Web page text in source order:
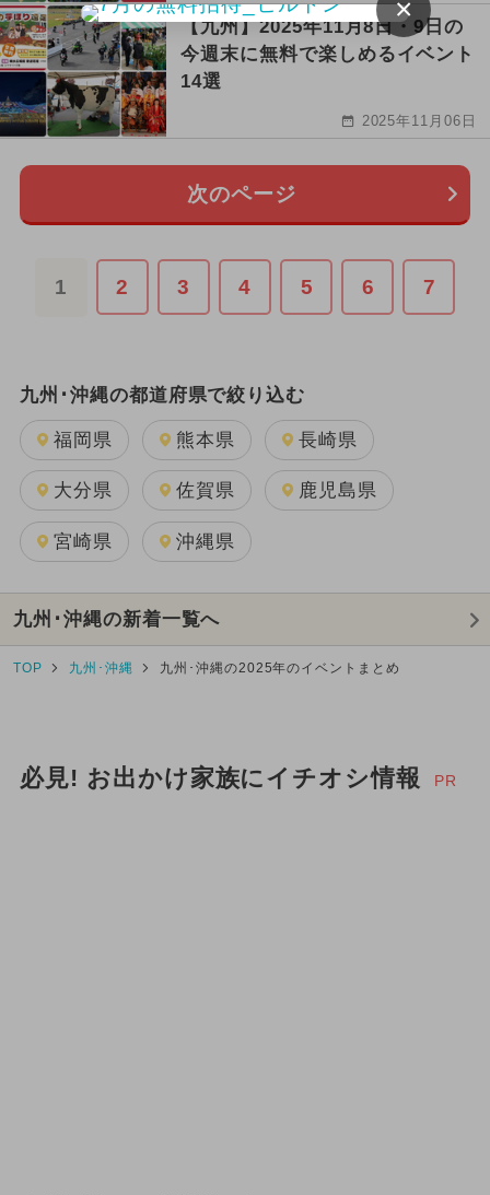
【九州】2025年11月8日・9日の
今週末に無料で楽しめるイベント
14選
2025年11月06日
次のページ
1 2 3 4 5 6 7
九州･沖縄の都道府県で絞り込む
福岡県 熊本県 長崎県
大分県 佐賀県 鹿児島県
宮崎県 沖縄県
九州･沖縄の新着一覧へ
TOP 九州･沖縄 九州･沖縄の2025年のイベントまとめ
必見! お出かけ家族にイチオシ情報 PR
×